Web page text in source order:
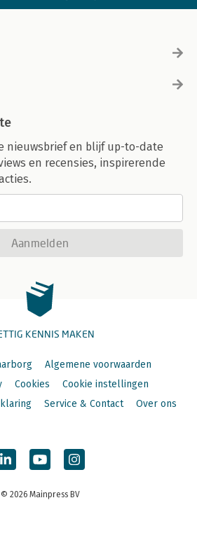
nieuwsbrief en blijf up-to-date
en recensies, inspirerende
Aanmelden
KENNIS MAKEN
Algemene voorwaarden
Cookies
Cookie instellingen
Service & Contact Over ons
© 2026 Mainpress BV